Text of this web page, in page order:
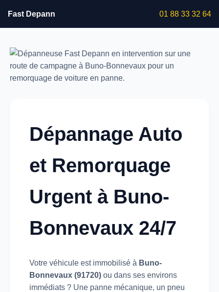
Fast Depann 01 88 33 32 64
Dépannage Auto
et Remorquage
Urgent à Buno-
Bonnevaux 24/7
Votre véhicule est immobilisé à Buno-
Bonnevaux (91720) ou dans ses environs
immédiats ? Une panne mécanique, un pneu